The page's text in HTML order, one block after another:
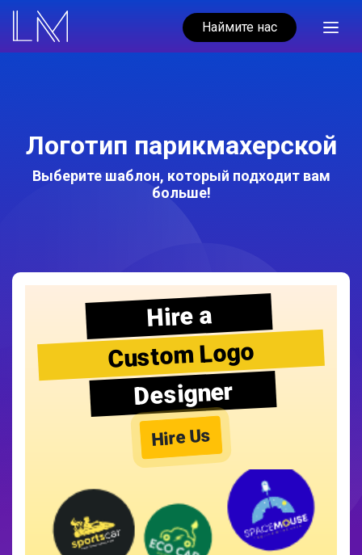
Наймите нас
Логотип парикмахерской
Выберите шаблон, который подходит вам
больше!
Hire a
Custom Logo
Designer
Hire Us